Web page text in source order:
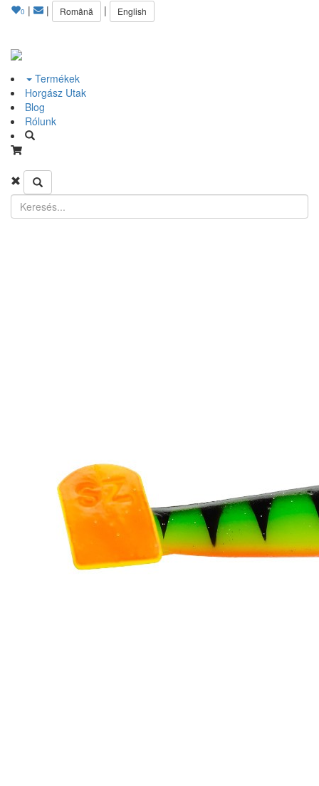
0 | | Română | English
Termékek
Horgász Utak
Blog
Rólunk